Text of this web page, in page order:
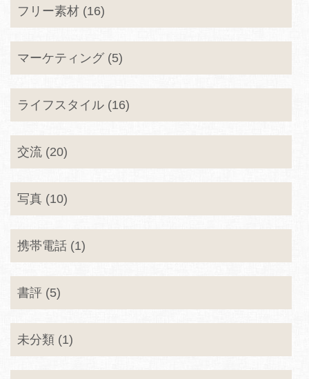
フリー素材 (16)
マーケティング (5)
ライフスタイル (16)
交流 (20)
写真 (10)
携帯電話 (1)
書評 (5)
未分類 (1)